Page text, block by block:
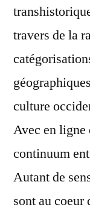
travers de la
culture
Avec en ligne
continuum
Autant de
sont au coeur